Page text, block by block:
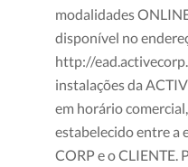
modalidades
disponível no
http://
instalações da
em horário
estabelecido entre a
CORP e o